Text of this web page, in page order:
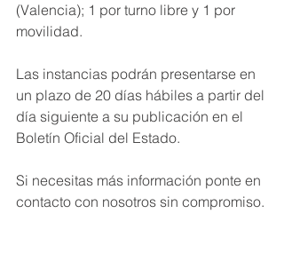
(Valencia); 1 por turno libre y 1 por
movilidad.
Las instancias podrán presentarse en
un plazo de 20 días hábiles a partir del
día siguiente a su publicación en el
Boletín Oficial del Estado.
Si necesitas más información ponte en
contacto con nosotros sin compromiso.